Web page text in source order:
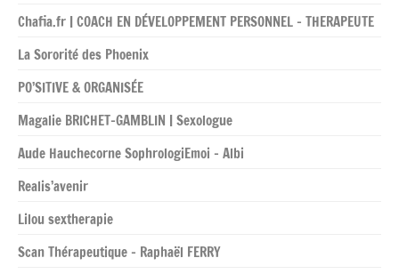
Chafia.fr | COACH EN DÉVELOPPEMENT PERSONNEL – THERAPEUTE
La Sororité des Phoenix
PO’SITIVE & ORGANISÉE
Magalie BRICHET-GAMBLIN | Sexologue
Aude Hauchecorne SophrologiEmoi – Albi
Realis’avenir
Lilou sextherapie
Scan Thérapeutique – Raphaël FERRY